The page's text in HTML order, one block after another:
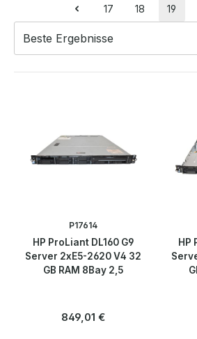
Kabel & Adapter
Komponenten & Ersatzteile
Server
Bladecenter
Bladeserver
Seite
17
Seite
18
Seite
19
P17614
HP ProLiant DL160 G9
Server 2xE5-2620 V4 32
GB RAM 8Bay 2,5
Regulärer Preis:
849,01 €
HP